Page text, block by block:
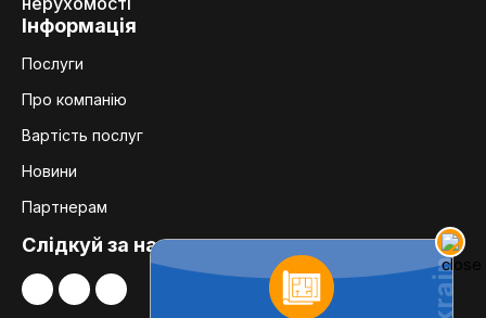
Інформація
Послуги
Про компанію
Вартість послуг
Новини
Партнерам
Слідкуй за нами: